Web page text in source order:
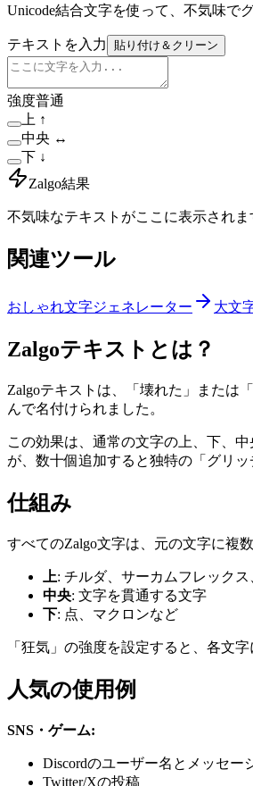
Unicode結合文字を使って、不気味で
テキストを入力 貼り付け＆クリーン
強度普通
上 ↑
中央 ↔
下 ↓
Zalgo結果
不気味なテキストがここに表示されま
関連ツール
おしゃれ文字ジェネレーター 大文
Zalgoテキストとは？
Zalgoテキストは、「壊れた」または
んで名付けられました。
この効果は、通常の文字の上、下、中
が、数十個追加すると独特の「グリッ
仕組み
すべてのZalgo文字は、元の文字に複
上: チルダ、サーカムフレック
中央: 文字を貫通する文字
下: 点、マクロンなど
「狂気」の強度を設定すると、各文
人気の使用例
SNS・ゲーム:
Discordのユーザー名とメッセー
Twitter/Xの投稿